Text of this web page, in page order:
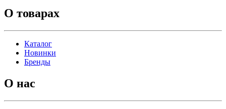
О товарах
Каталог
Новинки
Бренды
О нас